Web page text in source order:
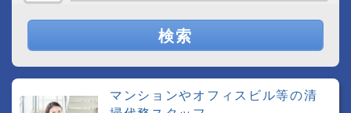
検索
マンションやオフィスビル等の清